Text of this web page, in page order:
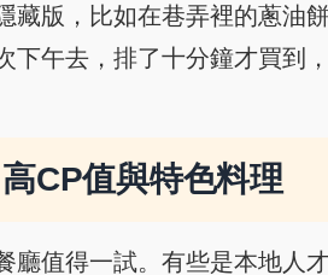
藏版，比如在巷弄裡的蔥油
午去，排了十分鐘才買到，
CP值與特色料理
廳值得一試。有些是本地人